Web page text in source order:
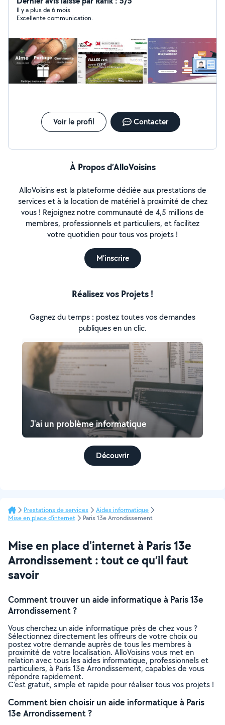
parcours de formation approfondie et à des
expériences professionnelles performantes, je suis
d'applications web/mobile.je gère vos réseaux sociaux
avec différents packs mise à votre disposition pour
faciliter tous les budget .
Il y a plus de 6 mois
Excellente communication.
Voir le profil Contacter
À Propos d’AlloVoisins
AlloVoisins est la plateforme dédiée aux prestations de
services et à la location de matériel à proximité de chez
vous ! Rejoignez notre communauté de 4,5 millions de
membres, professionnels et particuliers, et facilitez
votre quotidien pour tous vos projets !
M'inscrire
Réalisez vos Projets !
Gagnez du temps : postez toutes vos demandes
publiques en un clic.
J'ai un problème informatique
Découvrir
Prestations de services
Aides informatique
Mise en place d'internet
Paris 13e Arrondissement
Mise en place d'internet à Paris 13e
Arrondissement : tout ce qu’il faut
savoir
Comment trouver un aide informatique à Paris 13e
Arrondissement ?
Vous cherchez un aide informatique près de chez vous ?
Sélectionnez directement les offreurs de votre choix ou
postez votre demande auprès de tous les membres à
proximité de votre localisation. AlloVoisins vous met en
relation avec tous les aides informatique, professionnels et
particuliers, à Paris 13e Arrondissement, capables de vous
répondre rapidement.
C’est gratuit, simple et rapide pour réaliser tous vos projets !
Comment bien choisir un aide informatique à Paris
13e Arrondissement ?